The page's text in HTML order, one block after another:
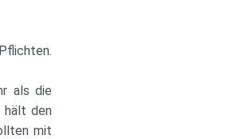
als die
hält den
mit